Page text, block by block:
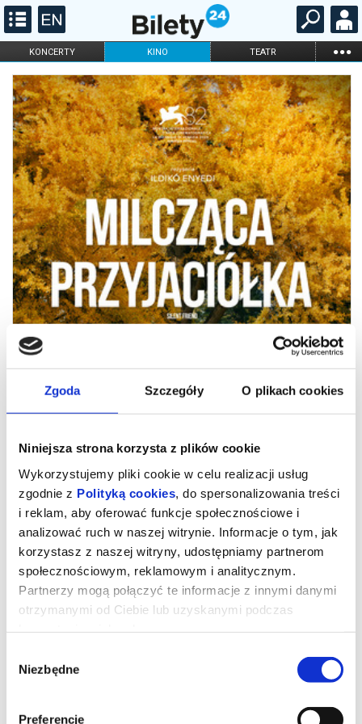
Zgoda Szczegóły O plikach cookies
Niniejsza strona korzysta z plików cookie
Wykorzystujemy pliki cookie w celu realizacji usług
zgodnie z Polityką cookies , do spersonalizowania treści
i reklam, aby oferować funkcje społecznościowe i
analizować ruch w naszej witrynie. Informacje o tym, jak
korzystasz z naszej witryny, udostępniamy partnerom
społecznościowym, reklamowym i analitycznym.
Partnerzy mogą połączyć te informacje z innymi danymi
otrzymanymi od Ciebie lub uzyskanymi podczas
zgody
Niezbędne
Preferencje
KONCERTY KINO TEATR ...
FILHARMONIA OPERA I BALET
STAND-UP
DLA DZIECI
ONLINE KARNETY
Milcząca przyjaciółka
miłorząb japoński (gingko biloba), który na przestrzeni wieku staje
się niemym świadkiem i uczestnikiem historii trojga nieznajomych.
Zdeterminowana dziewczyna walczy o miejsce na wydziale
uprzedzeniami zdominowanego przez mężczyzn świata nauki.
Samotny student, który nigdy nie zwracał uwagi na rośliny, w jego